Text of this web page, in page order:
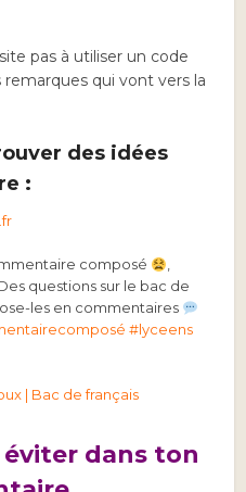
pas à utiliser un code
qui vont vers la
des idées
:
composé
,
questions sur le bac de
les en commentaires
#lyceens
| Bac de français
éviter dans ton